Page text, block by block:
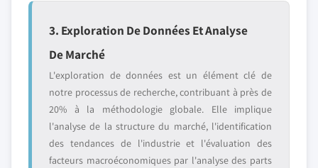
3. Exploration De Données Et Analyse
De Marché
L'exploration de données est un élément clé de
notre processus de recherche, contribuant à près de
20% à la méthodologie globale. Elle implique
l'analyse de la structure du marché, l'identification
des tendances de l'industrie et l'évaluation des
facteurs macroéconomiques par l'analyse des parts